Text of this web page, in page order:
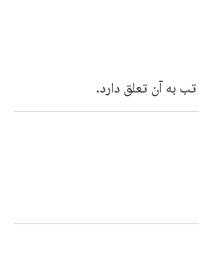
به آن تعلق دارد.